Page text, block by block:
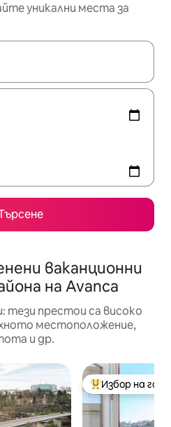
уникални места за
покажат, използвайте
ваканционни
на Avanca
тези престои са високо
местоположение,
и др.
гостите Най-популярен
Избор на